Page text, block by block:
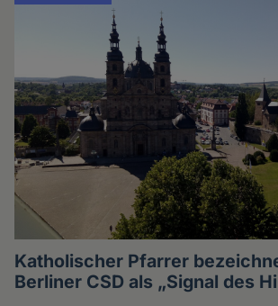
Katholischer Pfarrer
Berliner CSD als „Signal des